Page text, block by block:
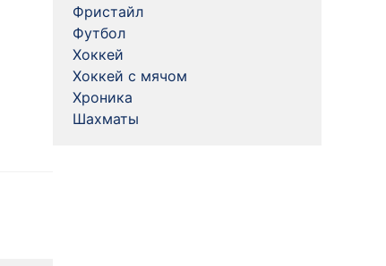
Фристайл
Футбол
Хоккей
Хоккей с мячом
Хроника
Шахматы